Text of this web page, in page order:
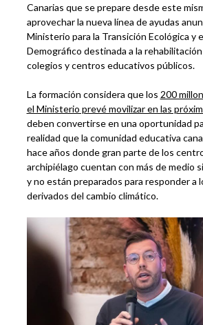
Canarias que se prepare desde este
aprovechar la nueva línea de ayudas
Ministerio para la Transición Ecológica y
Demográfico destinada a la
colegios y centros educativos públicos.
La formación considera que los 200
el Ministerio prevé movilizar en las
deben convertirse en una oportunidad
realidad que la comunidad educativa
hace años donde gran parte de los
archipiélago cuentan con más de medio
y no están preparados para responder a
derivados del cambio climático.